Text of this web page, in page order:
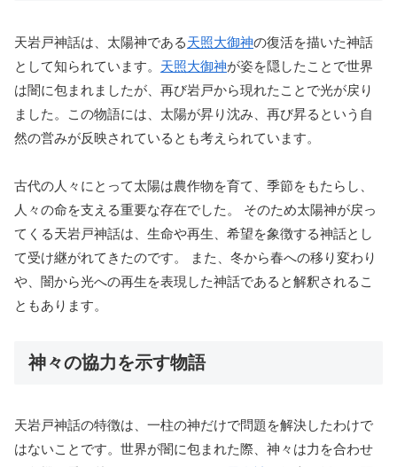
天岩戸神話は、太陽神である天照大御神の復活を描いた神話
として知られています。 天照大御神が姿を隠したことで世界
は闇に包まれましたが、再び岩戸から現れたことで光が戻り
ました。この物語には、太陽が昇り沈み、再び昇るという自
然の営みが反映されているとも考えられています。
古代の人々にとって太陽は農作物を育て、季節をもたらし、
人々の命を支える重要な存在でした。 そのため太陽神が戻っ
てくる天岩戸神話は、生命や再生、希望を象徴する神話とし
て受け継がれてきたのです。 また、冬から春への移り変わり
や、闇から光への再生を表現した神話であると解釈されるこ
ともあります。
神々の協力を示す物語
天岩戸神話の特徴は、一柱の神だけで問題を解決したわけで
はないことです。世界が闇に包まれた際、神々は力を合わせ